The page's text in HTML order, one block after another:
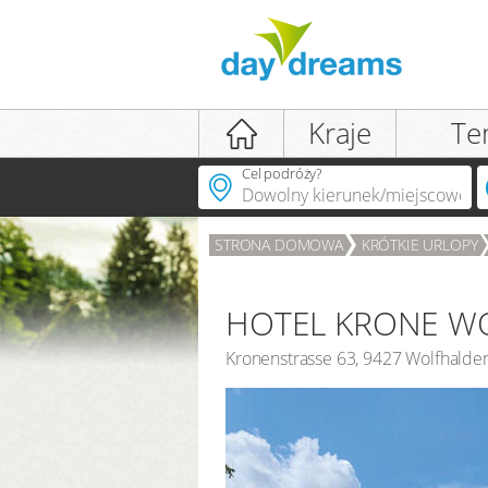
Logowanie
LOGOWANIE
Kraje
Cel podróży?
STRONA DOMOWA KRÓTKIE URLOPY
HOTEL KRONE
Kronenstrasse 63, 9427